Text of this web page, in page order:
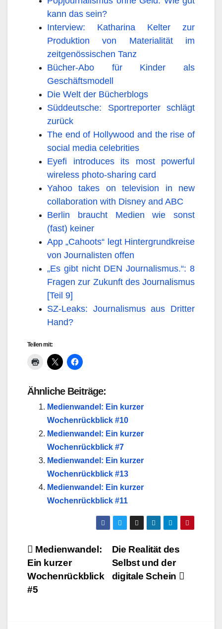
kann das sein?
Interview: Katharina Kelter zur
Produktion von Materialität im
zeitgenössischen Tanz
Bücher-Abo für Kinder als
Geschäftsmodell
Die Welt der Bücherblogs
Süddeutsche: Sportreporter schlägt
zurück
The end of Hollywood and the rise of
social media celebrities
Eyefi introduces its most powerful
wireless photo-sharing card
Yahoo takes on television in new
collaboration with Disney and ABC
Berlin braucht Medien wie sonst
(fast) keiner
App „Cahoots“ legt Hintergrundkreise
von Journalisten offen
„Es gibt nicht DEN Journalismus.“: 8
Fragen zur Zukunft des Journalismus
[Teil 9]
SZ-Leaks: Journalismus aus Dritter
Hand?
Teilen mit:
Ähnliche Beiträge:
Medienwandel: Ein kurzer
Wochenrückblick #10
Medienwandel: Ein kurzer
Wochenrückblick #7
Medienwandel: Ein kurzer
Wochenrückblick #13
Medienwandel: Ein kurzer
Wochenrückblick #11
Beitragsnavigation
Die Realität des
Selbst und der
digitale Schein
Medienwandel:
Ein kurzer
Wochenrückblick
#5